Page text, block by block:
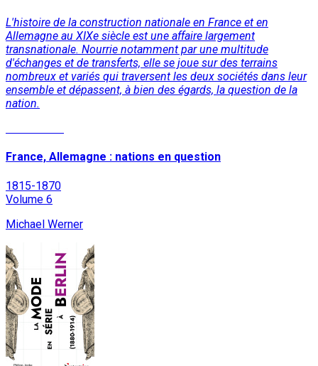
L'histoire de la construction nationale en France et en
Allemagne au XIXe siècle est une affaire largement
transnationale. Nourrie notamment par une multitude
d'échanges et de transferts, elle se joue sur des terrains
nombreux et variés qui traversent les deux sociétés dans leur
ensemble et dépassent, à bien des égards, la question de la
nation.
France, Allemagne : nations en question
1815-1870
Volume 6
Michael Werner